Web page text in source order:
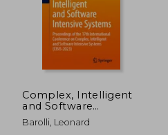
Complex, Intelligent
and Software
Intensive Systems:
Proceedings of the
Barolli, Leonard